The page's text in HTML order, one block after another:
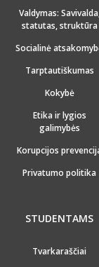
Valdymas:
statutas, struktūra
Socialinė
Tarptautiškumas
Kokybė
Etika ir lygios
galimybės
Korupcijos
Privatumo politika
STUDENTAMS
Tvarkaraščiai